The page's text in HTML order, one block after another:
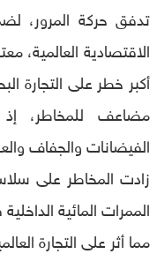
تدفق حركة المرور،
الاقتصادية العالمية،
أكبر خطر على التجارة
مضاعف للمخاطر، إذ
الفيضانات والجفاف
زادت المخاطر على
الممرات المائية
مما أثر على التجارة